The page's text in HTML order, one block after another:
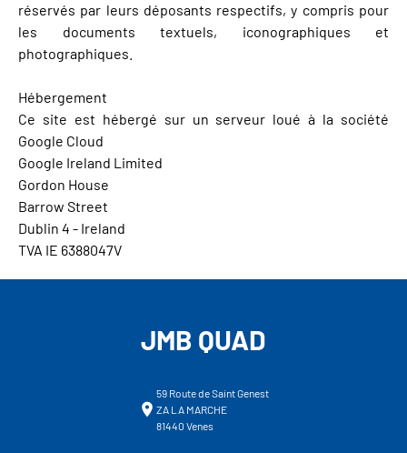
réservés par leurs déposants respectifs, y compris pour
les documents textuels, iconographiques et
photographiques.
Hébergement
Ce site est hébergé sur un serveur loué à la société
Google Cloud
Google Ireland Limited
Gordon House
Barrow Street
Dublin 4 - Ireland
TVA IE 6388047V
JMB QUAD
59 Route de Saint Genest
ZA LA MARCHE
81440 Venes